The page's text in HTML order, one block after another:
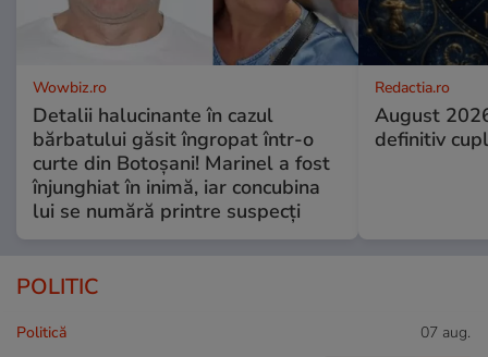
Wowbiz.ro
Detalii halucinante în cazul
bărbatului găsit îngropat într-o
curte din Botoșani! Marinel a fost
înjunghiat în inimă, iar concubina
lui se numără printre suspecți
Redactia.ro
August
definitiv
POLITIC
Politică 07 aug.